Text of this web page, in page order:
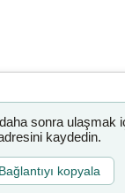
sonra ulaşmak
kaydedin.
Bağlantıyı kopyala